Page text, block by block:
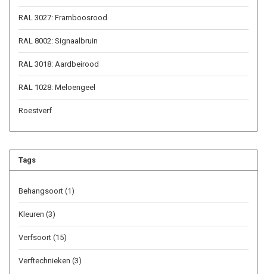
RAL 3027: Framboosrood
RAL 8002: Signaalbruin
RAL 3018: Aardbeirood
RAL 1028: Meloengeel
Roestverf
Tags
Behangsoort (1)
Kleuren (3)
Verfsoort (15)
Verftechnieken (3)